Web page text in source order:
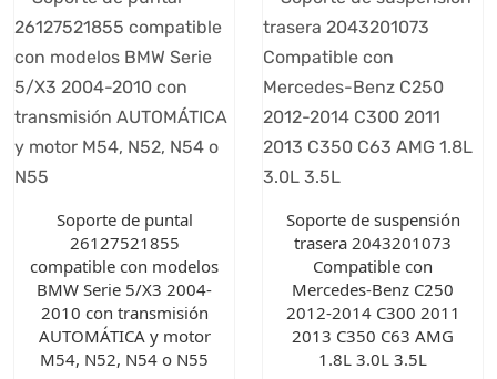
Soporte de puntal
26127521855
compatible con modelos
BMW Serie 5/X3 2004-
2010 con transmisión
AUTOMÁTICA y motor
M54, N52, N54 o N55
Soporte de suspensión
trasera 2043201073
Compatible con
Mercedes-Benz C250
2012-2014 C300 2011
2013 C350 C63 AMG
1.8L 3.0L 3.5L